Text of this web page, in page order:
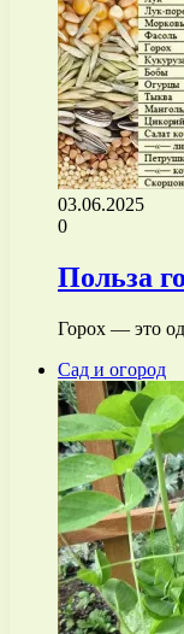
03.06.2025
0
Польза
Горох — это
Сад и огород